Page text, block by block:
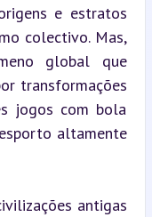
e estratos
colectivo. Mas,
global que
transformações
jogos com bola
altamente
antigas